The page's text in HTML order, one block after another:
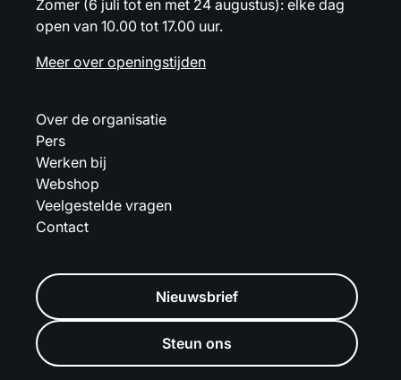
Zomer (6 juli tot en met 24 augustus): elke dag
open van 10.00 tot 17.00 uur.
Meer over openingstijden
Over de organisatie
Pers
Werken bij
Webshop
Veelgestelde vragen
Contact
Nieuwsbrief
Steun ons